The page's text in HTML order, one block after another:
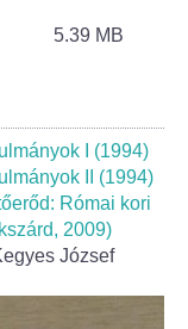
5.39 MB
I (1994)
II (1994)
Római kori
2009)
József